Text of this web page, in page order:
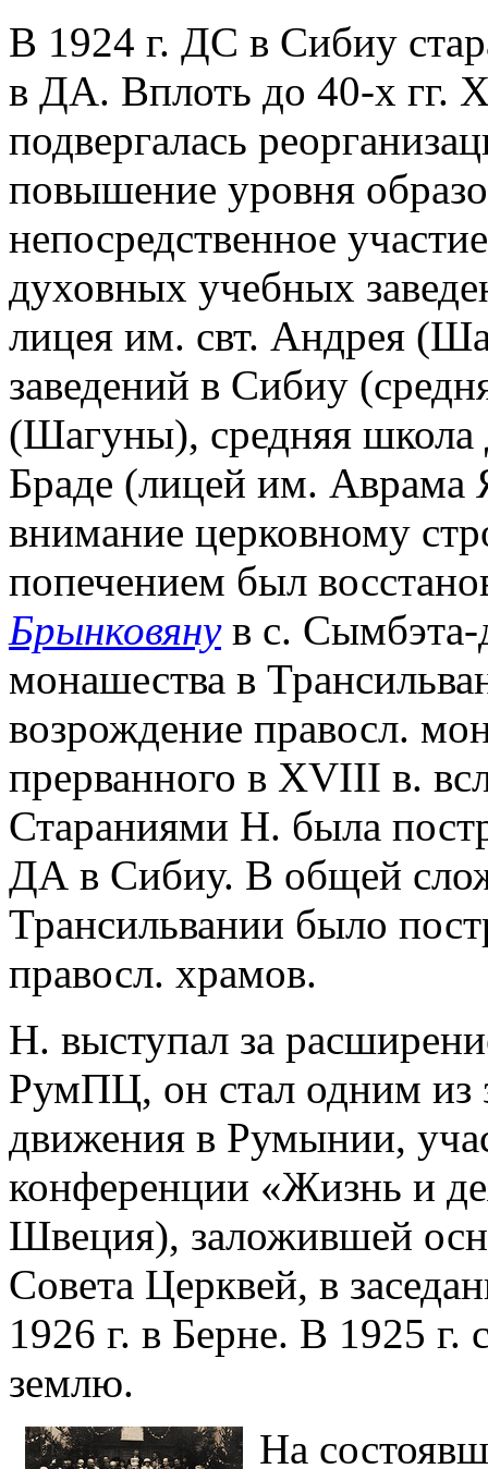
В 1924 г. ДС в Сибиу
в ДА. Вплоть до 40-х гг.
подвергалась
повышение уровня
непосредственное
духовных учебных
лицея им. свт. Андрея
заведений в Сибиу
(Шагуны), средняя школа
Браде (лицей им. Аврама
внимание церковному
попечением был
Брынковянув с. Сымбэта-
монашества в
возрождение правосл.
прерванного в XVIII в.
Стараниями Н. была
ДА в Сибиу. В общей
Трансильвании было
правосл. храмов.
Н. выступал за
РумПЦ, он стал одним из
движения в Румынии,
конференции «Жизнь и
Швеция), заложившей
Совета Церквей, в
1926 г. в Берне. В 1925
землю.
На